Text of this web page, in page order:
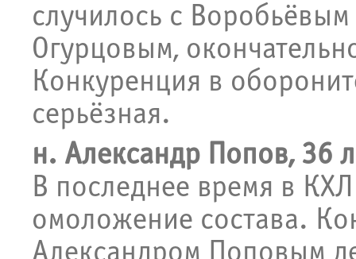
случилось с
Огурцовым,
Конкуренция в
серьёзная.
н. Александр Попов, 36
В последнее время в
омоложение состава.
Александром Поповым